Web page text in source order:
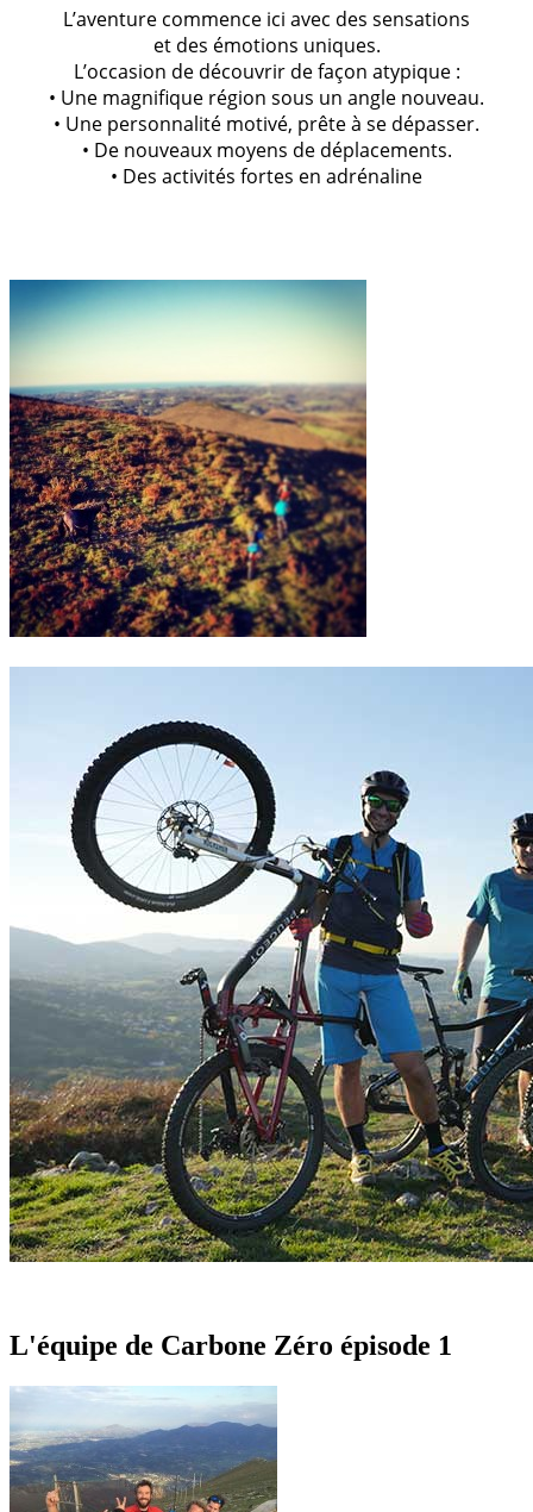
L’aventure commence ici avec des sensations
et des émotions uniques.
L’occasion de découvrir de façon atypique :
• Une magnifique région sous un angle nouveau.
• Une personnalité motivé, prête à se dépasser.
• De nouveaux moyens de déplacements.
• Des activités fortes en adrénaline
L'équipe de Carbone Zéro épisode 1